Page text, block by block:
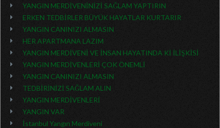
YANGIN MERDİVENİNİZİ SAĞLAM YAPTIRIN
ERKEN TEDBİRLER BÜYÜK HAYATLAR KURTARIR
YANGIN CANINIZI ALMASIN
HER APARTMANA LAZIM
YANGIN MERDİVENİ VE İNSAN HAYATINDA Kİ İLİŞKİSİ
YANGIN MERDİVENLERİ ÇOK ÖNEMLİ
YANGIN CANINIZI ALMASIN
TEDBİRİNİZİ SAĞLAM ALIN
YANGIN MERDİVENLERİ
YANGIN VAR
İstanbul Yangın Merdiveni